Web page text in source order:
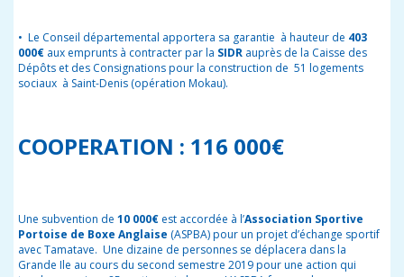
• Le Conseil départemental apportera sa garantie à hauteur de 403
000€ aux emprunts à contracter par la SIDR auprès de la Caisse des
Dépôts et des Consignations pour la construction de 51 logements
sociaux à Saint-Denis (opération Mokau).
COOPERATION : 116 000€
Une subvention de 10 000€ est accordée à l’Association Sportive
Portoise de Boxe Anglaise (ASPBA) pour un projet d’échange sportif
avec Tamatave. Une dizaine de personnes se déplacera dans la
Grande Ile au cours du second semestre 2019 pour une action qui